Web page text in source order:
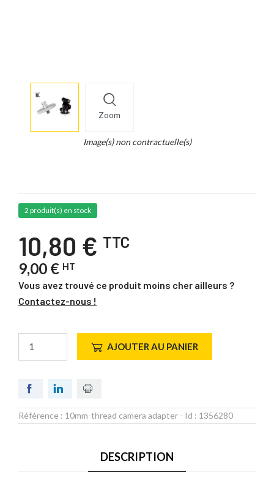
Zoom
info
Image(s) non contractuelle(s)
2 produit(s) en stock
10,80 € TTC
9,00 € HT
Vous avez trouvé ce produit moins cher ailleurs ?
Contactez-nous !
AJOUTER AU PANIER
Référence : 10mm-thread camera adapter - Id : 1356280
DESCRIPTION